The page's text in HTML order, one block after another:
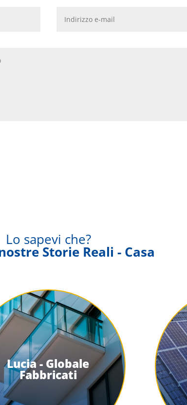
Lo sapevi che?
Storie Reali - Casa
Lucia - Globale
Fabbricati